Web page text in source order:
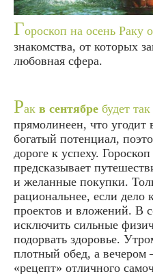
Гороскоп на осень Раку
знакомства, от которых
любовная сфера.
Рак в сентябре будет
прямолинеен, что
богатый потенциал,
дороге к успеху.
предсказывает
и желанные покупки.
рациональнее, если дело
проектов и вложений. В
исключить сильные
подорвать здоровье.
плотный обед, а вечером
«рецепт» отличного